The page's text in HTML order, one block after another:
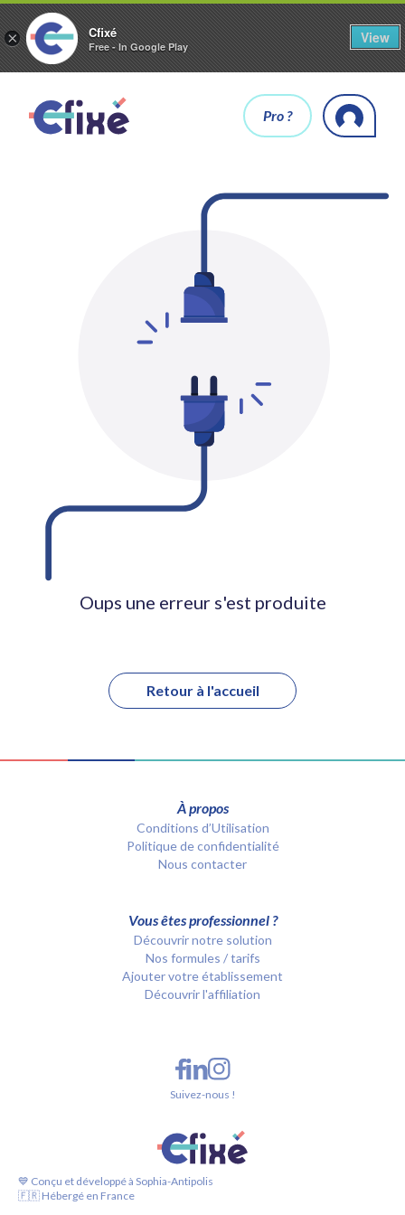
× Cfixé
Free - In Google Play
View
Pro ?
Oups une erreur s'est produite
Retour à l'accueil
À propos
Conditions d’Utilisation
Politique de confidentialité
Nous contacter
Vous êtes professionnel ?
Découvrir notre solution
Nos formules / tarifs
Ajouter votre établissement
Découvrir l'affiliation
💙 Conçu et développé à Sophia-Antipolis
🇫🇷 Hébergé en France
Suivez-nous !